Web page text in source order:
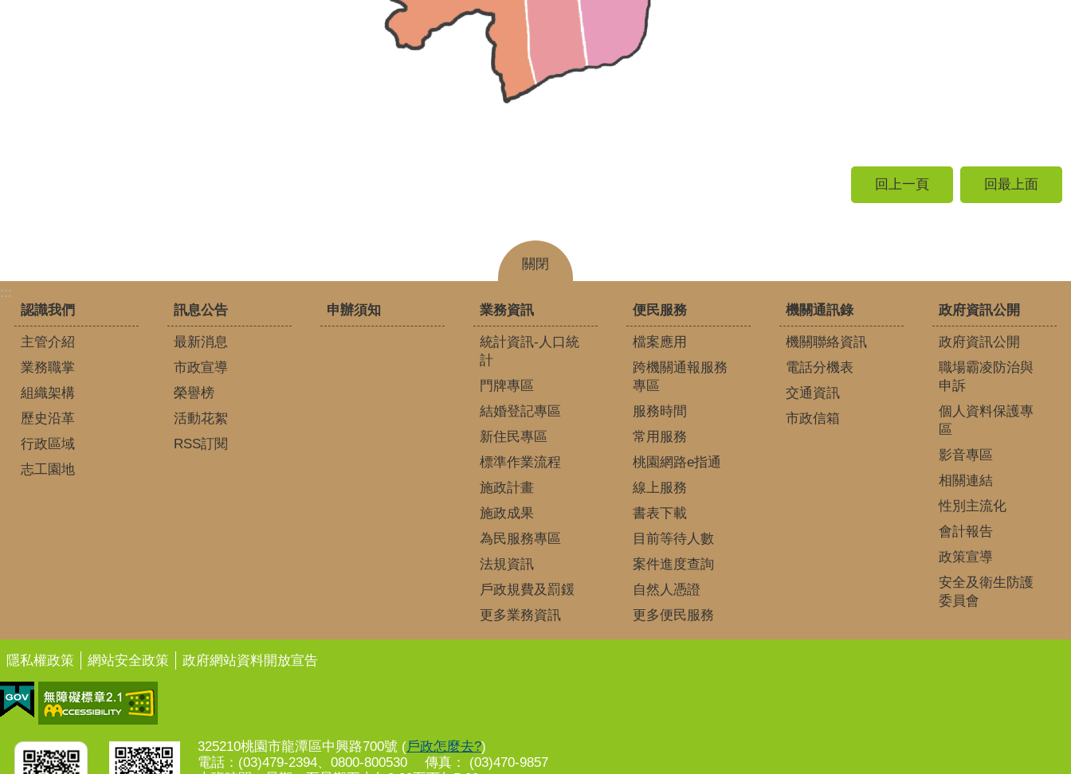
回上一頁 回最上面
關閉
:::
認識我們
主管介紹
業務職掌
組織架構
歷史沿革
行政區域
志工園地
訊息公告
最新消息
市政宣導
榮譽榜
活動花絮
RSS訂閱
申辦須知 業務資訊
統計資訊-人口統
計
門牌專區
結婚登記專區
新住民專區
標準作業流程
施政計畫
施政成果
為民服務專區
法規資訊
戶政規費及罰鍰
更多業務資訊
便民服務
檔案應用
跨機關通報服務
專區
服務時間
常用服務
桃園網路e指通
線上服務
書表下載
目前等待人數
案件進度查詢
自然人憑證
更多便民服務
機關通訊錄
機關聯絡資訊
電話分機表
交通資訊
市政信箱
政府資訊公開
政府資訊公開
職場霸凌防治與
申訴
個人資料保護專
區
影音專區
相關連結
性別主流化
會計報告
政策宣導
安全及衛生防護
委員會
隱私權政策 網站安全政策 政府網站資料開放宣告
325210桃園市龍潭區中興路700號 (戶政怎麼去?)
電話：(03)479-2394、0800-800530 傳真： (03)470-9857